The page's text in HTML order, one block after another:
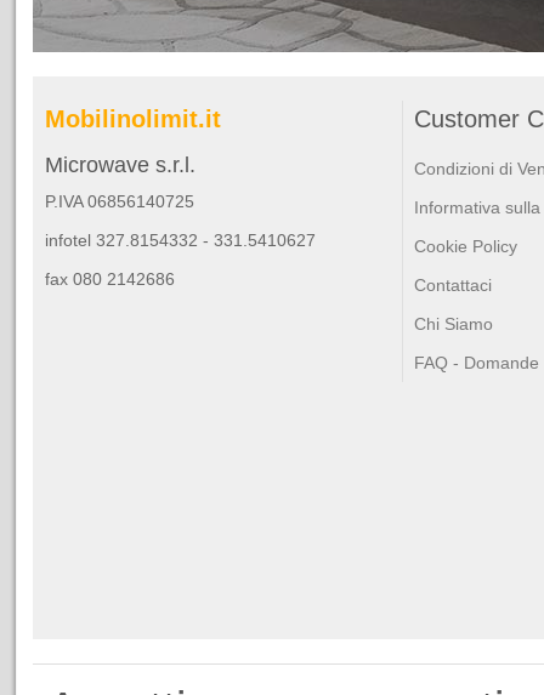
Mobilinolimit.it
Microwave s.r.l.
P.IVA 06856140725
infotel 327.8154332 - 331.5410627
fax 080 2142686
Customer
Condizioni di
Informativa
Cookie Policy
Contattaci
Chi Siamo
FAQ -